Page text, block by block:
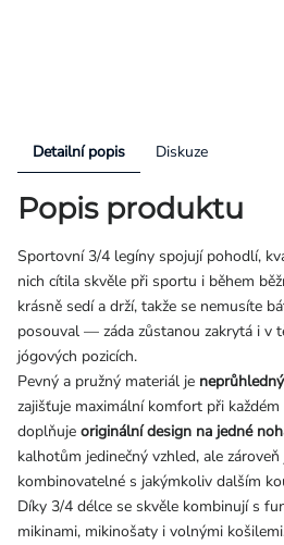
Detailní popis Diskuze
Popis produktu
Sportovní 3/4 legíny spojují pohodlí,
nich cítila skvěle při sportu i během
krásně sedí a drží, takže se nemusíte
posouval — záda zůstanou zakrytá i v
jógových pozicích.
Pevný a pružný materiál je neprůhledný
zajišťuje maximální komfort při
doplňuje originální design na jedné
kalhotům jedinečný vzhled, ale
kombinovatelné s jakýmkoliv dalším
Díky 3/4 délce se skvěle kombinují s
mikinami, mikinošaty i volnými